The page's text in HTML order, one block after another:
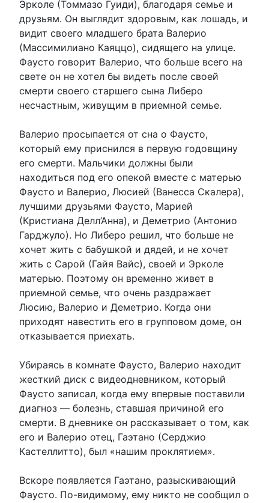
Эрколе (Томмазо Гуиди), благодаря семье и
друзьям. Он выглядит здоровым, как лошадь, и
видит своего младшего брата Валерио
(Массимилиано Каяццо), сидящего на улице.
Фаусто говорит Валерио, что больше всего на
свете он не хотел бы видеть после своей
смерти своего старшего сына Либеро
несчастным, живущим в приемной семье.
Валерио просыпается от сна о Фаусто,
который ему приснился в первую годовщину
его смерти. Мальчики должны были
находиться под его опекой вместе с матерью
Фаусто и Валерио, Люсией (Ванесса Скалера),
лучшими друзьями Фаусто, Марией
(Кристиана Делл’Анна), и Деметрио (Антонио
Гарджуло). Но Либеро решил, что больше не
хочет жить с бабушкой и дядей, и не хочет
жить с Сарой (Гайя Вайс), своей и Эрколе
матерью. Поэтому он временно живет в
приемной семье, что очень раздражает
Люсию, Валерио и Деметрио. Когда они
приходят навестить его в групповом доме, он
отказывается приехать.
Убираясь в комнате Фаусто, Валерио находит
жесткий диск с видеодневником, который
Фаусто записал, когда ему впервые поставили
диагноз — болезнь, ставшая причиной его
смерти. В дневнике он рассказывает о том, как
его и Валерио отец, Гаэтано (Серджио
Кастеллитто), был «нашим проклятием».
Вскоре появляется Гаэтано, разыскивающий
Фаусто. По-видимому, ему никто не сообщил о